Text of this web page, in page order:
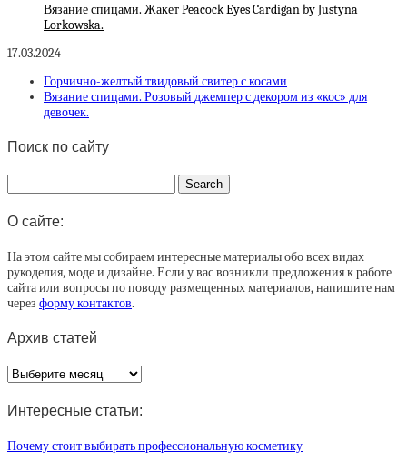
Вязание спицами. Жакет Peacock Eyes Cardigan by Justyna
Lorkowska.
17.03.2024
Горчично-желтый твидовый свитер с косами
Вязание спицами. Розовый джемпер с декором из «кос» для
девочек.
Поиск по сайту
О сайте:
На этом сайте мы собираем интересные материалы обо всех видах
рукоделия, моде и дизайне. Если у вас возникли предложения к работе
сайта или вопросы по поводу размещенных материалов, напишите нам
через форму контактов.
Архив статей
Архив
статей
Интересные статьи:
Почему стоит выбирать профессиональную косметику